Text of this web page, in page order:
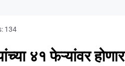
134
४१ फेऱ्यांवर होणार